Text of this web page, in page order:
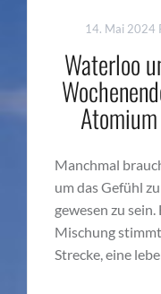
14. Mai 2024
Waterloo
Manchmal
um das Gefühl
gewesen zu
Mischung
Strecke, eine